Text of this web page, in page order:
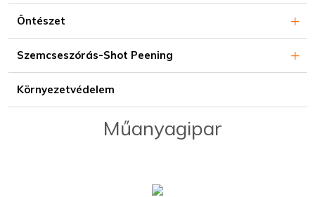
Öntészet
Szemcseszórás-Shot Peening
Környezetvédelem
Műanyagipar